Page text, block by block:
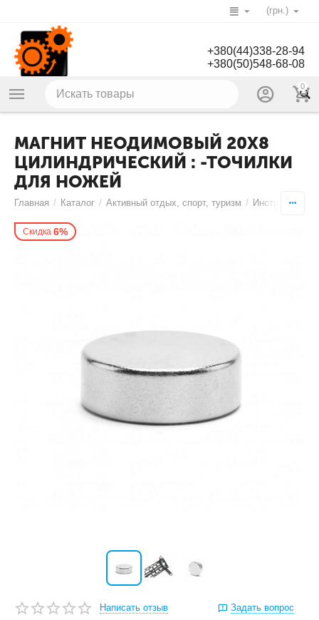
(грн.)
+380(44)338-28-94
+380(50)548-68-08
0
МАГНИТ НЕОДИМОВЫЙ 20Х8
ЦИЛИНДРИЧЕСКИЙ : -ТОЧИЛКИ
ДЛЯ НОЖЕЙ
Главная / Каталог / Активный отдых, спорт, туризм / Инструменты
Скидка 6%
Написать отзыв
Задать вопрос